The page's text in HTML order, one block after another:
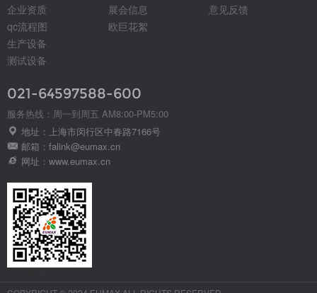
企业资质
qc流程图
生产设备
测试设备
展会信息
欧巨花絮
意见反馈
021-64597588-600
服务热线：周一到周五 AM8:00-PM5:00
地址：上海市闵行区中春路7166号
邮箱：falink@eumax.cn
网址：www.eumax.cn